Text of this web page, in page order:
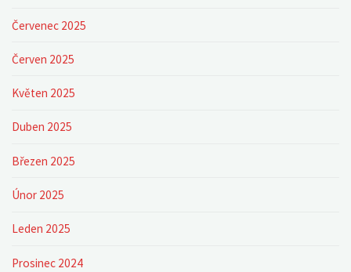
Červenec 2025
Červen 2025
Květen 2025
Duben 2025
Březen 2025
Únor 2025
Leden 2025
Prosinec 2024